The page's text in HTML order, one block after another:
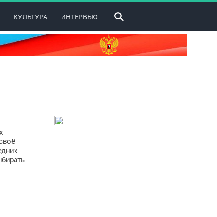
КУЛЬТУРА ИНТЕРВЬЮ